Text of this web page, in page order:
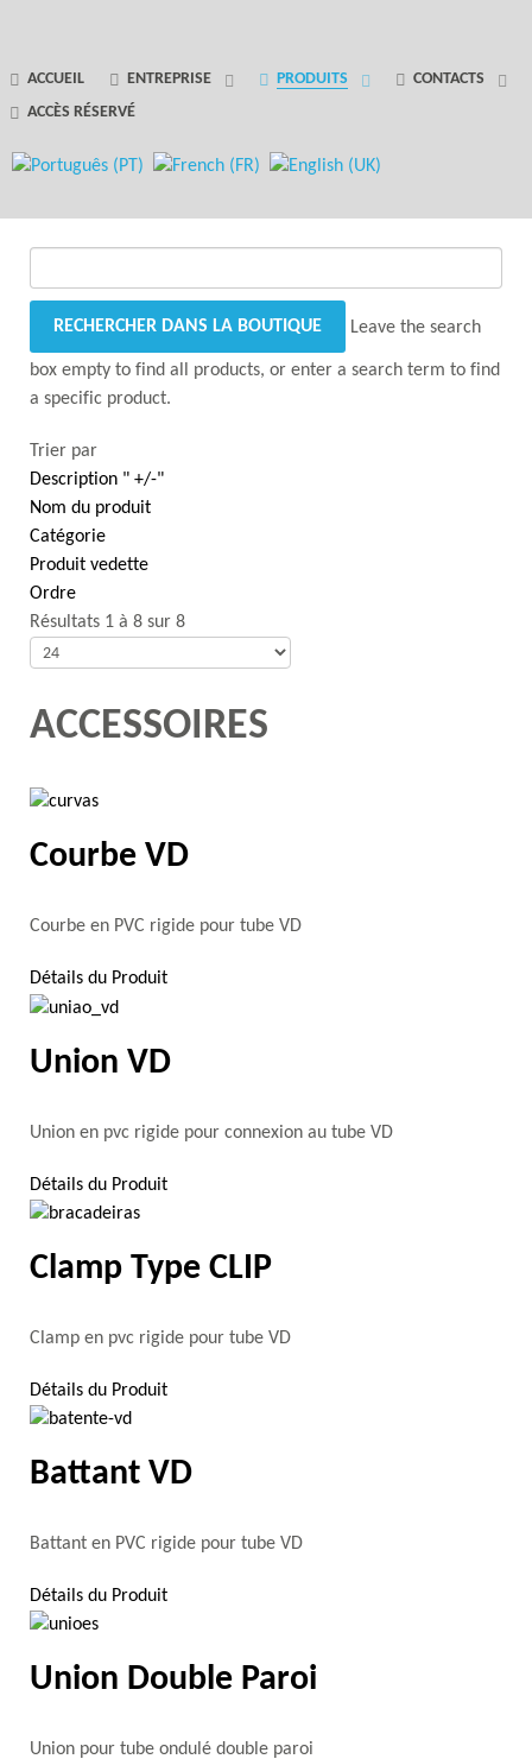
ACCUEIL ENTREPRISE PRODUITS
CONTACTS
ACCÈS RÉSERVÉ
GANTRY 5 PARTICLE
Error while rendering particle.
Leave the search
box empty to find all products, or enter a search term to find
a specific product.
Trier par
Description " +/-"
Nom du produit
Catégorie
Produit vedette
Ordre
Résultats 1 à 8 sur 8
ACCESSOIRES
Courbe VD
Courbe en PVC rigide pour tube VD
Détails du Produit
Union VD
Union en pvc rigide pour connexion au tube VD
Détails du Produit
Clamp Type CLIP
Clamp en pvc rigide pour tube VD
Détails du Produit
Battant VD
Battant en PVC rigide pour tube VD
Détails du Produit
Union Double Paroi
Union pour tube ondulé double paroi